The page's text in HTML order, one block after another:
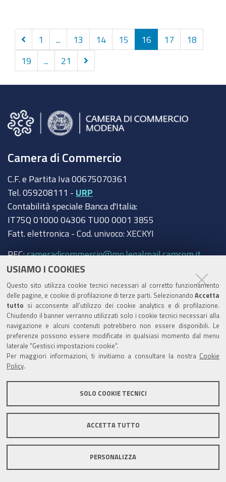
USIAMO I COOKIES
Questo sito utilizza cookie tecnici necessari al corretto funzionamento
delle pagine, e cookie di profilazione di terze parti. Selezionando Accetta
tutto si acconsente all’utilizzo dei cookie analytics e di profilazione.
Chiudendo il banner verranno utilizzati solo i cookie tecnici necessari alla
navigazione e alcuni contenuti potrebbero non essere disponibili. Le
preferenze possono essere modificate in qualsiasi momento dal menu
laterale "Gestisci impostazioni cookie".
Per maggiori informazioni, ti invitiamo a consultare la nostra Cookie
Policy
SOLO COOKIE TECNICI
ACCETTA TUTTO
PERSONALIZZA
Precedenti
10
elementi
1 13 14 15 16 17 18
19 21
Successivi
10
Camera di Commercio
C.F. e Partita Iva 00675070361
Tel. 059208111 - URP
Contabilità speciale Banca d'Italia:
IT75Q 01000 04306 TU00 0001 3855
Fatt. elettronica - Cod. univoco: XECKYI
PEC:cameradicommercio@mo.legalmail.camcom.it
Trasparenza
Amministrazione trasparente
Albo Camerale
Pubblicità Legale
Area riservata Amministratori
Informativa generale
Informative privacy
Accessibilità
Note legali
Informativa estesa sui cookie
Social media policy